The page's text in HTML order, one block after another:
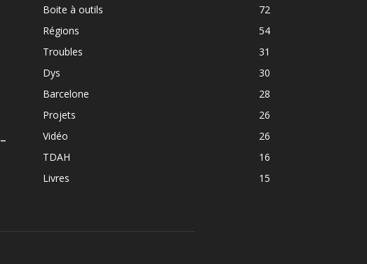
Boite à outils
72
Régions
54
Troubles
31
Dys
30
Barcelone
28
Projets
26
Vidéo
26
TDAH
16
Livres
15